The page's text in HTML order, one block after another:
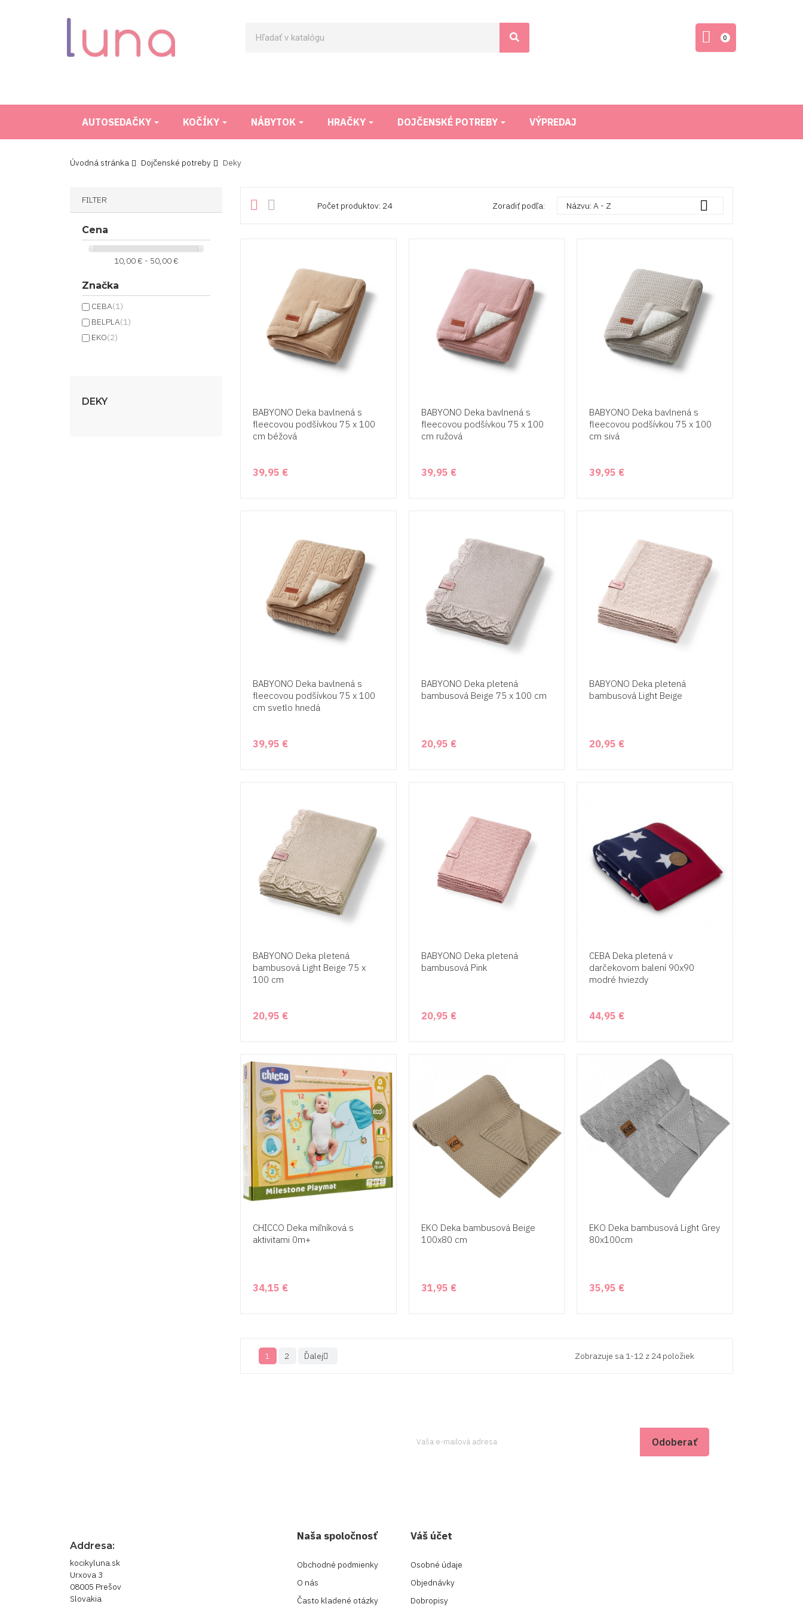
0
AUTOSEDAČKY KOČÍKY NÁBYTOK HRAČKY DOJČENSKÉ POTREBY VÝPREDAJ
Úvodná stránka Dojčenské potreby Deky
FILTER
Cena
10,00 € - 50,00 €
Značka
CEBA(1)
BELPLA(1)
EKO(2)
DEKY
  Počet produktov: 24 Zoradiť podľa: Názvu: A - Z 
BABYONO Deka bavlnená s
fleecovou podšívkou 75 x 100
cm béžová
39,95 €
BABYONO Deka bavlnená s
fleecovou podšívkou 75 x 100
cm ružová
39,95 €
BABYONO Deka bavlnená s
fleecovou podšívkou 75 x 100
cm sivá
39,95 €
BABYONO Deka bavlnená s
fleecovou podšívkou 75 x 100
cm svetlo hnedá
39,95 €
BABYONO Deka pletená
bambusová Beige 75 x 100 cm
20,95 €
BABYONO Deka pletená
bambusová Light Beige
20,95 €
BABYONO Deka pletená
bambusová Light Beige 75 x
100 cm
20,95 €
BABYONO Deka pletená
bambusová Pink
20,95 €
CEBA Deka pletená v
darčekovom balení 90x90
modré hviezdy
44,95 €
CHICCO Deka miľníková s
aktivitami 0m+
34,15 €
EKO Deka bambusová Beige
100x80 cm
31,95 €
EKO Deka bambusová Light Grey
80x100cm
35,95 €
1 2 Ďalej  Zobrazuje sa 1-12 z 24 položiek
Addresa:
kocikyluna.sk
Urxova 3
08005 Prešov
Slovakia
Naša spoločnosť
Obchodné podmienky
O nás
Často kladené otázky
Váš účet
Osobné údaje
Objednávky
Dobropisy